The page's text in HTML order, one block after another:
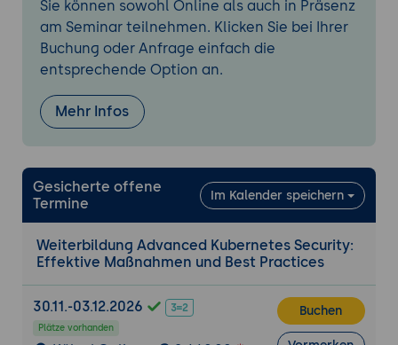
Kennenlernen von ISTIO, Linkerd oder
Cilium Mesh (je nachdem, was
bevorzugt wird)
Laborumgebung
von Problemen im Zusammenhang mit
dem Mesh (MTLS, Split Routing)
Für die schnellen, herausfordernden
Labs
Tag 4
Runtime Security und Admission Control
Kyverno/OPA/PodSecurityAdmission/V
alidating Admission Policies
Sie können sowohl Online als auch in Präsenz
am Seminar teilnehmen. Klicken Sie bei Ihrer
Buchung oder Anfrage einfach die
entsprechende Option an.
Mehr Infos
Gesicherte offene
Termine
Im Kalender speichern
Weiterbildung Advanced Kubernetes Security:
Effektive Maßnahmen und Best Practices
30.11.-03.12.2026
Plätze vorhanden
Buchen